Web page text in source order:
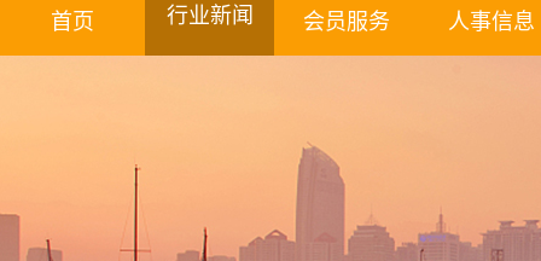
首页 行业新闻 会员服务 人事信息